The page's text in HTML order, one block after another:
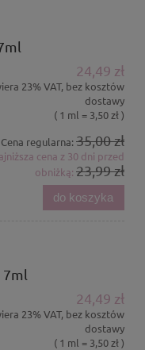
24,49 zł
23% VAT, bez kosztów
dostawy
( 1 ml = 3,50 zł )
Cena regularna: 35,00 zł
cena z 30 dni przed
obniżką: 23,99 zł
do koszyka
7ml
24,49 zł
23% VAT, bez kosztów
dostawy
( 1 ml = 3,50 zł )